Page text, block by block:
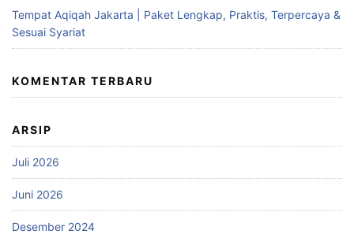
Tempat Aqiqah Jakarta | Paket Lengkap, Praktis, Terpercaya &
Sesuai Syariat
KOMENTAR TERBARU
ARSIP
Juli 2026
Juni 2026
Desember 2024